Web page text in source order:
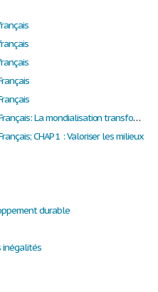
Aménager Et développer Le Territoire Français: La mondialisation transforme-t-elle les milieux ?
CHAP 1 : Valoriser les milieux
durable
inégalités